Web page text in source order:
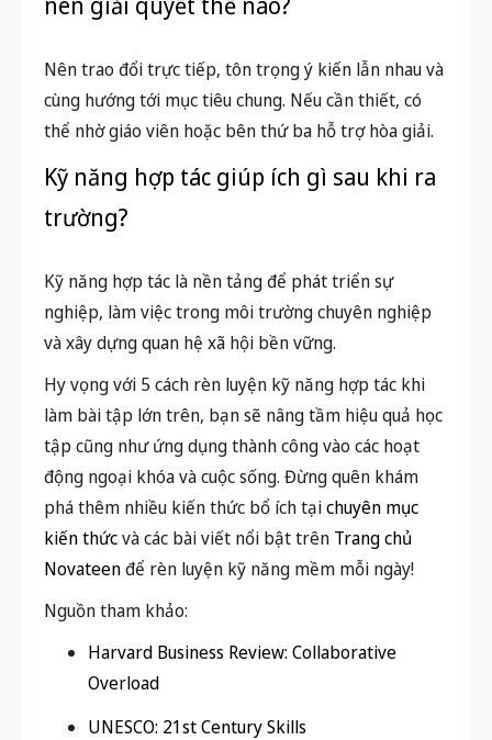
Nên trao đổi trực tiếp, tôn trọng ý kiến lẫn nhau và
cùng hướng tới mục tiêu chung. Nếu cần thiết, có
thể nhờ giáo viên hoặc bên thứ ba hỗ trợ hòa giải.
Kỹ năng hợp tác giúp ích gì sau khi ra
trường?
Kỹ năng hợp tác là nền tảng để phát triển sự
nghiệp, làm việc trong môi trường chuyên nghiệp
và xây dựng quan hệ xã hội bền vững.
Hy vọng với 5 cách rèn luyện kỹ năng hợp tác khi
làm bài tập lớn trên, bạn sẽ nâng tầm hiệu quả học
tập cũng như ứng dụng thành công vào các hoạt
động ngoại khóa và cuộc sống. Đừng quên khám
phá thêm nhiều kiến thức bổ ích tạichuyên mục
kiến thứcvà các bài viết nổi bật trên Trang chủ
Novateenđể rèn luyện kỹ năng mềm mỗi ngày!
Nguồn tham khảo:
Harvard Business Review: Collaborative
Overload
UNESCO: 21st Century Skills